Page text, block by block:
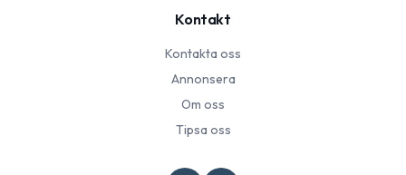
Kontakt
Kontakta oss
Annonsera
Om oss
Tipsa oss